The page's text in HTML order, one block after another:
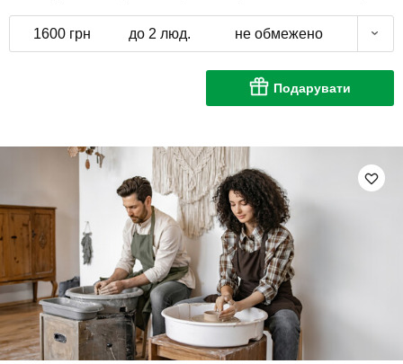
1600 грн до 2 люд. не обмежено
Подарувати